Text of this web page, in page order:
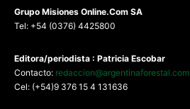
Grupo Misiones Online.Com SA
Tel: +54 (0376) 4425800
Editora/periodista : Patricia Escobar
Contacto: redaccion@argentinaforestal.com
Cel: (+54)9 376 15 4 131636